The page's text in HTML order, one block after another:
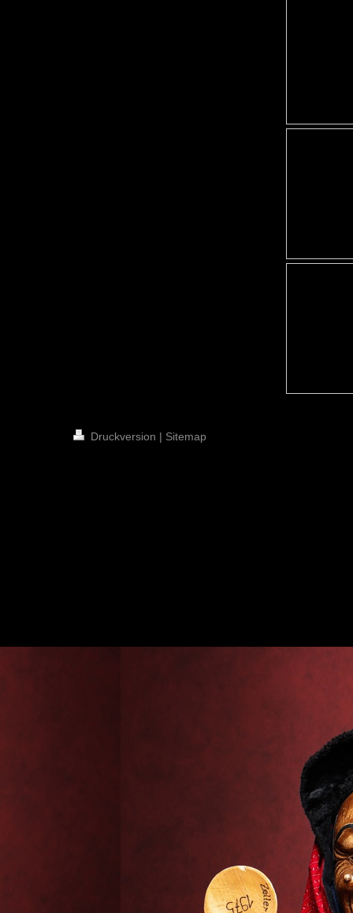
Druckversion | Sitemap